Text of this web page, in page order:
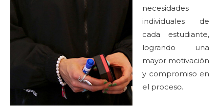
necesidades
individuales de
cada estudiante,
logrando una
mayor motivación
y compromiso en
el proceso.